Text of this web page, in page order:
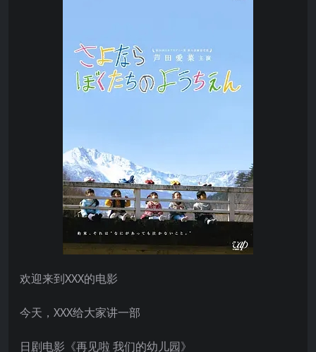
欢迎来到XXX的电影
今天，XXX给大家讲一部
日剧电影《再见啦 我们的幼儿园》